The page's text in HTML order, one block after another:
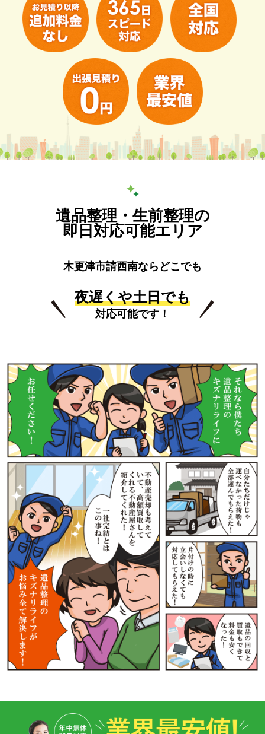
遺品整理・生前整理の
即日対応可能エリア
木更津市請西南ならどこでも
夜遅くや土日でも
対応可能です！